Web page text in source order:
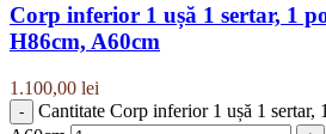
Corp inferior 1 ușă 1 sertar, 1
H86cm, A60cm
1.100,00 lei
Cantitate Corp inferior 1 ușă 1